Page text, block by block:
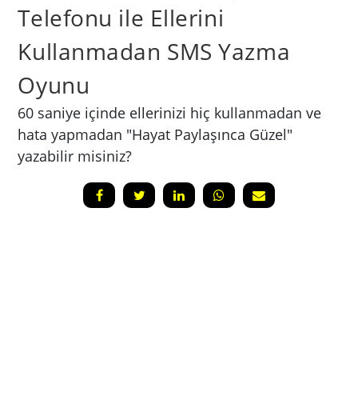
Telefonu ile Ellerini
Kullanmadan SMS Yazma
Oyunu
60 saniye içinde ellerinizi hiç kullanmadan ve
hata yapmadan "Hayat Paylaşınca Güzel"
yazabilir misiniz?